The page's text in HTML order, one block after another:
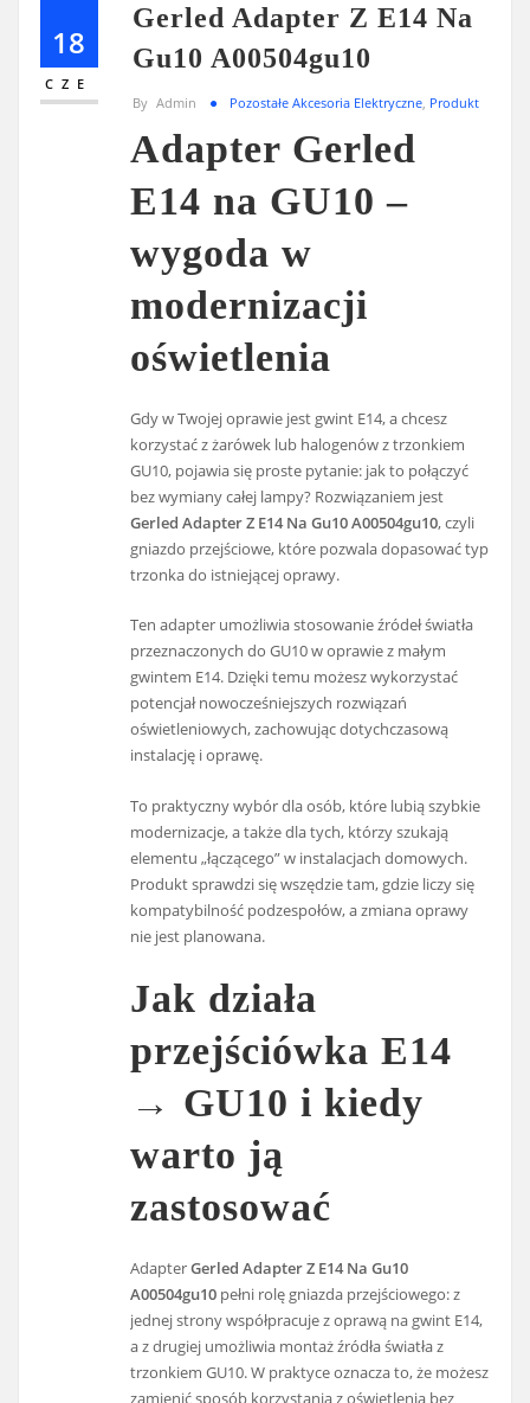
18
CZE
Gerled Adapter Z E14 Na
Gu10 A00504gu10
By Admin Pozostałe Akcesoria Elektryczne Produkt
Adapter Gerled
E14 na GU10 –
wygoda w
modernizacji
oświetlenia
Gdy w Twojej oprawie jest gwint E14, a chcesz
korzystać z żarówek lub halogenów z trzonkiem
GU10, pojawia się proste pytanie: jak to połączyć
bez wymiany całej lampy? Rozwiązaniem jest
Gerled Adapter Z E14 Na Gu10 A00504gu10, czyli
gniazdo przejściowe, które pozwala dopasować typ
trzonka do istniejącej oprawy.
Ten adapter umożliwia stosowanie źródeł światła
przeznaczonych do GU10 w oprawie z małym
gwintem E14. Dzięki temu możesz wykorzystać
potencjał nowocześniejszych rozwiązań
oświetleniowych, zachowując dotychczasową
instalację i oprawę.
To praktyczny wybór dla osób, które lubią szybkie
modernizacje, a także dla tych, którzy szukają
elementu „łączącego” w instalacjach domowych.
Produkt sprawdzi się wszędzie tam, gdzie liczy się
kompatybilność podzespołów, a zmiana oprawy
nie jest planowana.
Jak działa
przejściówka E14
→ GU10 i kiedy
warto ją
zastosować
AdapterGerled Adapter Z E14 Na Gu10
A00504gu10 pełni rolę gniazda przejściowego: z
jednej strony współpracuje z oprawą na gwint E14,
a z drugiej umożliwia montaż źródła światła z
trzonkiem GU10. W praktyce oznacza to, że możesz
zamienić sposób korzystania z oświetlenia bez